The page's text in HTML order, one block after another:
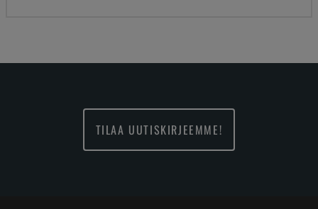
TILAA UUTISKIRJEEMME!